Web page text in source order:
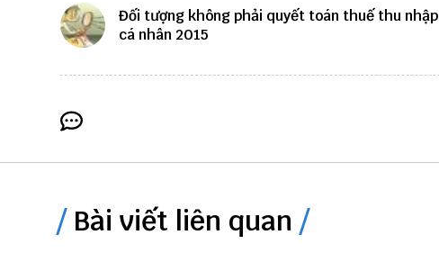
Đối tượng không phải quyết toán thuế thu nhập
cá nhân 2015
Bài viết liên quan